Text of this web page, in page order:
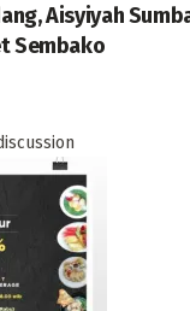
Aisyiyah
Sembako